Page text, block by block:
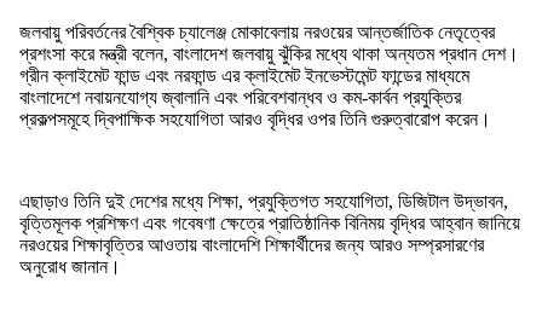
জলবায়ু পরিবর্তনের বৈশ্বিক চ্যালেঞ্জ মোকাবেলায় নরওয়ের আন্তর্জাতিক নেতৃত্বের
প্রশংসা করে মন্ত্রী বলেন, বাংলাদেশ জলবায়ু ঝুঁকির মধ্যে থাকা অন্যতম প্রধান দেশ।
গ্রীন ক্লাইমেট ফান্ড এবং নরফান্ড এর ক্লাইমেট ইনভেস্টমেন্ট ফান্ডের মাধ্যমে
বাংলাদেশে নবায়নযোগ্য জ্বালানি এবং পরিবেশবান্ধব ও কম-কার্বন প্রযুক্তির
প্রকল্পসমূহে দ্বিপাক্ষিক সহযোগিতা আরও বৃদ্ধির ওপর তিনি গুরুত্বারোপ করেন।
এছাড়াও তিনি দুই দেশের মধ্যে শিক্ষা, প্রযুক্তিগত সহযোগিতা, ডিজিটাল উদ্ভাবন,
বৃত্তিমূলক প্রশিক্ষণ এবং গবেষণা ক্ষেত্রে প্রাতিষ্ঠানিক বিনিময় বৃদ্ধির আহ্বান জানিয়ে
নরওয়ের শিক্ষাবৃত্তির আওতায় বাংলাদেশি শিক্ষার্থীদের জন্য আরও সম্প্রসারণের
অনুরোধ জানান।